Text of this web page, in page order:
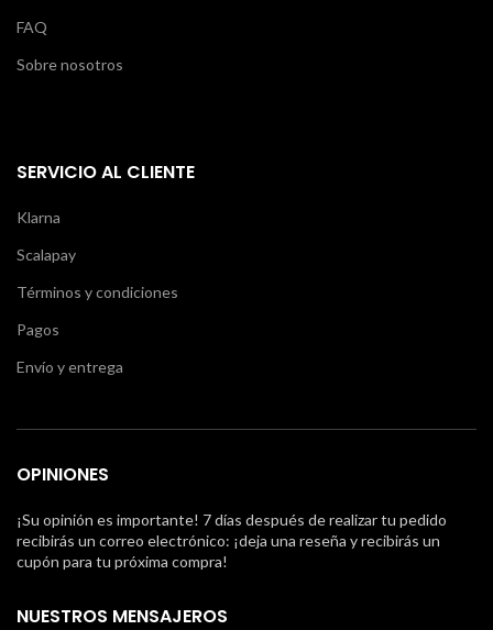
FAQ
Sobre nosotros
SERVICIO AL CLIENTE
Klarna
Scalapay
Términos y condiciones
Pagos
Envío y entrega
OPINIONES
¡Su opinión es importante! 7 días después de realizar tu pedido
recibirás un correo electrónico: ¡deja una reseña y recibirás un
cupón para tu próxima compra!
NUESTROS MENSAJEROS